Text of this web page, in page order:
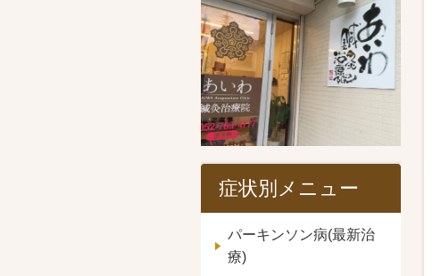
症状別メニュー
パーキンソン病(最新治
療)